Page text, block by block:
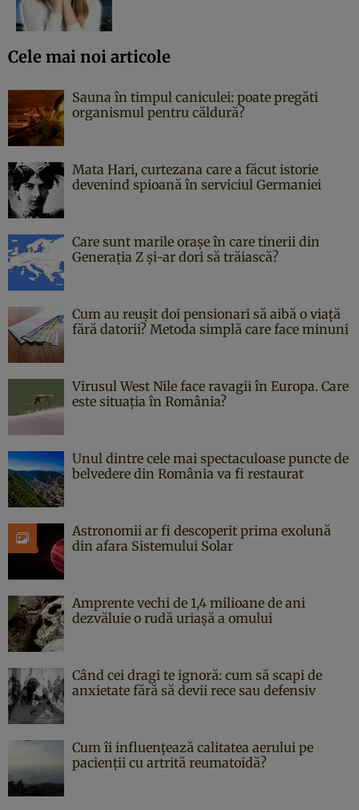
Cele mai noi articole
Sauna în timpul caniculei: poate pregăti
organismul pentru căldură?
Mata Hari, curtezana care a făcut istorie
devenind spioană în serviciul Germaniei
Care sunt marile orașe în care tinerii din
Generația Z și-ar dori să trăiască?
Cum au reușit doi pensionari să aibă o viață
fără datorii? Metoda simplă care face minuni
Virusul West Nile face ravagii în Europa. Care
este situația în România?
Unul dintre cele mai spectaculoase puncte de
belvedere din România va fi restaurat
Astronomii ar fi descoperit prima exolună
din afara Sistemului Solar
Amprente vechi de 1,4 milioane de ani
dezvăluie o rudă uriașă a omului
Când cei dragi te ignoră: cum să scapi de
anxietate fără să devii rece sau defensiv
Cum îi influențează calitatea aerului pe
pacienții cu artrită reumatoidă?